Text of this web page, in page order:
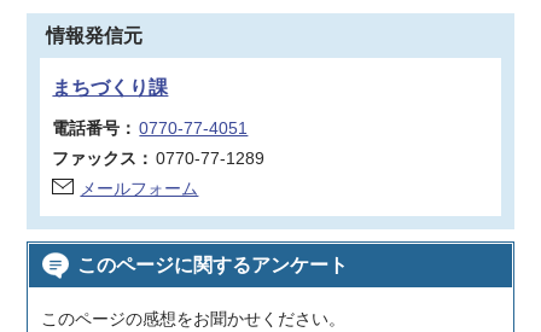
情報発信元
まちづくり課
電話番号： 0770-77-4051
ファックス： 0770-77-1289
メールフォーム
このページに関するアンケート
このページの感想をお聞かせください。